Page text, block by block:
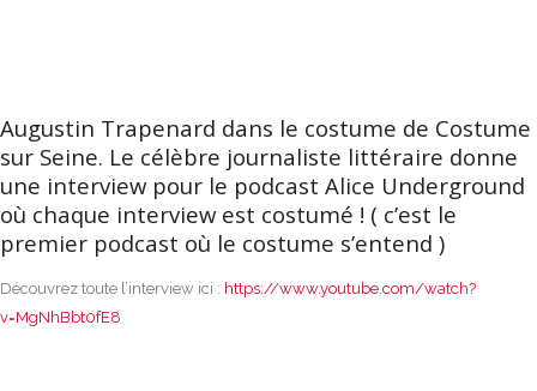
Augustin Trapenard dans le costume de Costume
sur Seine. Le célèbre journaliste littéraire donne
une interview pour le podcast Alice Underground
où chaque interview est costumé ! ( c’est le
premier podcast où le costume s’entend )
Découvrez toute l’interview ici : https://www.youtube.com/watch?
v=MgNhBbt0fE8